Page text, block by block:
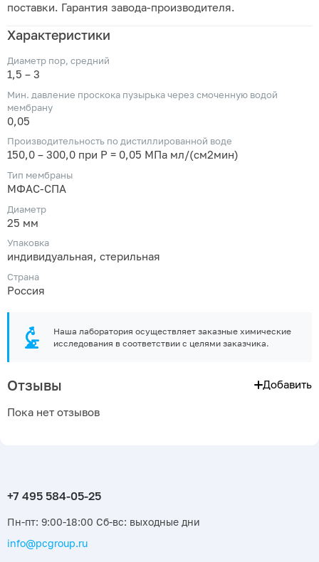
поставки. Гарантия завода-производителя.
Характеристики
Диаметр пор, средний
1,5 – 3
Мин. давление проскока пузырька через смоченную водой
мембрану
0,05
Производительность по дистиллированной воде
150,0 – 300,0 при Р = 0,05 МПа мл/(см2мин)
Тип мембраны
МФАС-СПА
Диаметр
25 мм
Упаковка
индивидуальная, стерильная
Страна
Россия
Наша лаборатория осуществляет заказные химические
исследования в соответствии с целями заказчика.
Отзывы Добавить
Пока нет отзывов
Пн-пт: 9:00-18:00 Сб-вс: выходные дни
info@pcgroup.ru